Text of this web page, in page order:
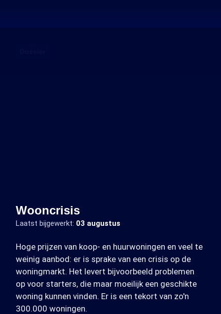
Wooncrisis
Laatst bijgewerkt: 03 augustus
Hoge prijzen van koop- en huurwoningen en veel te
weinig aanbod: er is sprake van een crisis op de
woningmarkt. Het levert bijvoorbeeld problemen
op voor starters, die maar moeilijk een geschikte
woning kunnen vinden. Er is een tekort van zo'n
300.000 woningen.